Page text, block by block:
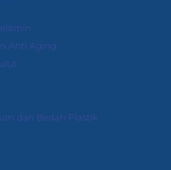
Anti Aging
dan Bedah Plastik